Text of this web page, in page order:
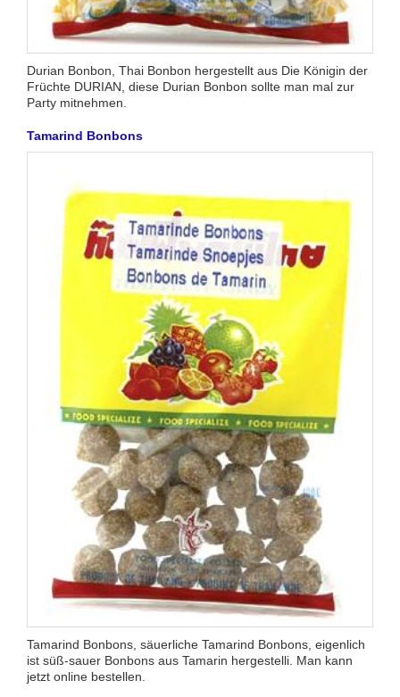
Durian Bonbon, Thai Bonbon hergestellt aus Die Königin der
Früchte DURIAN, diese Durian Bonbon sollte man mal zur
Party mitnehmen.
Tamarind Bonbons
Tamarind Bonbons, säuerliche Tamarind Bonbons, eigenlich
ist süß-sauer Bonbons aus Tamarin hergestelli. Man kann
jetzt online bestellen.